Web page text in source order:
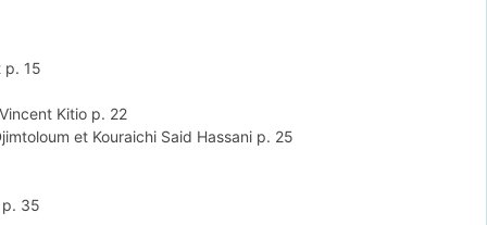
p. 15
Vincent Kitio p. 22
et Kouraichi Said Hassani p. 25
p. 35